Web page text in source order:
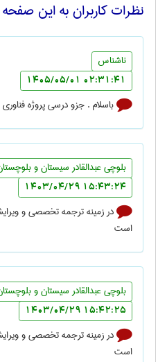
نظرات کاربران به این صفحه
ناشناس
02:31:41 1405/05/01
باسلام . جزو درسی پروژه
بلوچي عبدالقادر سيستان و
15:43:24 1403/04/29
است
بلوچي عبدالقادر سيستان و
15:42:25 1403/04/29
است